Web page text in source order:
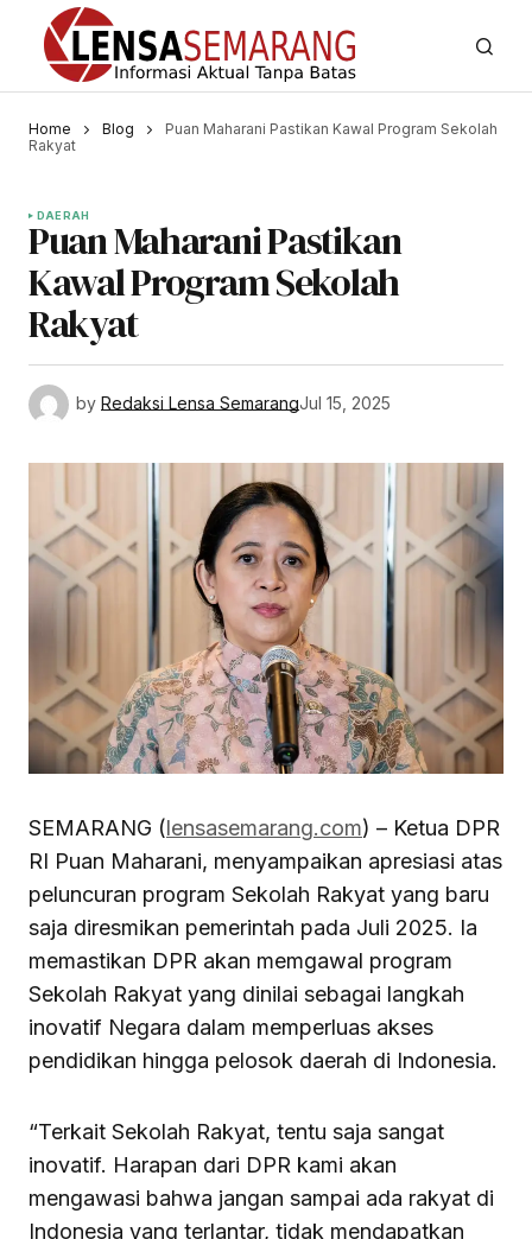
Home Blog
Puan Maharani Pastikan Kawal Program Sekolah
Rakyat
DAERAH
Puan Maharani Pastikan
Kawal Program Sekolah
Rakyat
by Redaksi Lensa SemarangJul 15, 2025
SEMARANG (lensasemarang.com) – Ketua DPR
RI Puan Maharani, menyampaikan apresiasi atas
peluncuran program Sekolah Rakyat yang baru
saja diresmikan pemerintah pada Juli 2025. Ia
memastikan DPR akan memgawal program
Sekolah Rakyat yang dinilai sebagai langkah
inovatif Negara dalam memperluas akses
pendidikan hingga pelosok daerah di Indonesia.
“Terkait Sekolah Rakyat, tentu saja sangat
inovatif. Harapan dari DPR kami akan
mengawasi bahwa jangan sampai ada rakyat di
Indonesia yang terlantar, tidak mendapatkan